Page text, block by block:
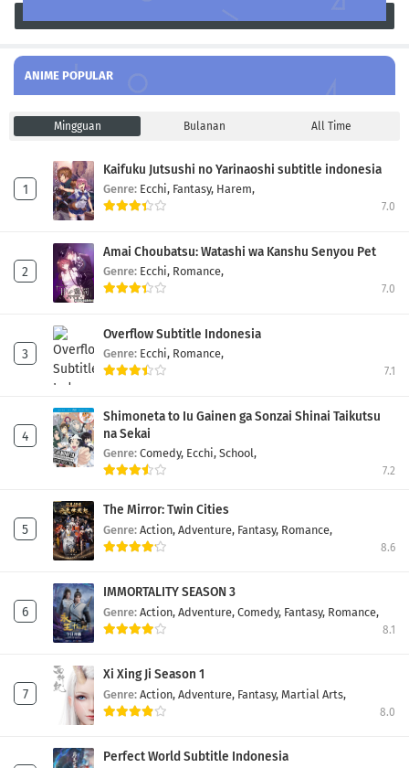
ANIME POPULAR
Mingguan Bulanan All Time
Kaifuku Jutsushi no Yarinaoshi subtitle indonesia
Genre: Ecchi, Fantasy, Harem,
7.0
Amai Choubatsu: Watashi wa Kanshu Senyou Pet
Genre: Ecchi, Romance,
7.0
Overflow Subtitle Indonesia
Genre: Ecchi, Romance,
7.1
Shimoneta to Iu Gainen ga Sonzai Shinai Taikutsu
na Sekai
Genre: Comedy, Ecchi, School,
7.2
The Mirror: Twin Cities
Genre: Action, Adventure, Fantasy, Romance,
8.6
IMMORTALITY SEASON 3
Genre: Action, Adventure, Comedy, Fantasy, Romance,
8.1
Xi Xing Ji Season 1
Genre: Action, Adventure, Fantasy, Martial Arts,
8.0
Perfect World Subtitle Indonesia